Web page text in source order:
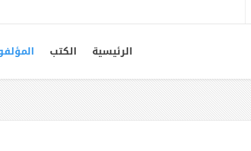
الرئيسية الكتب